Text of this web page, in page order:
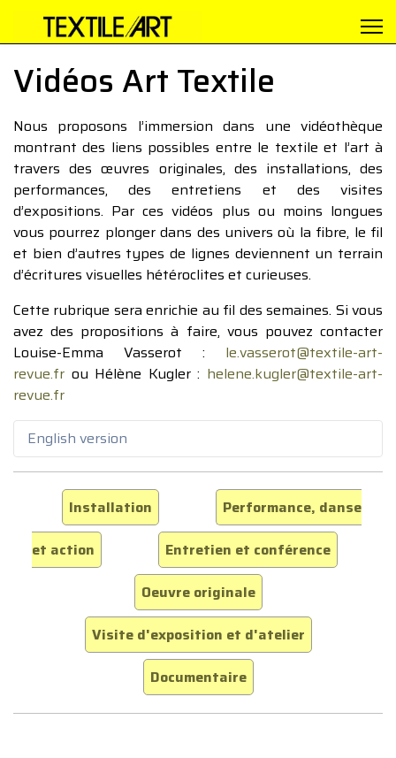
Vidéos Art Textile
Nous proposons l’immersion dans une vidéothèque
montrant des liens possibles entre le textile et l’art à
travers des œuvres originales, des installations, des
performances, des entretiens et des visites
d’expositions. Par ces vidéos plus ou moins longues
vous pourrez plonger dans des univers où la fibre, le fil
et bien d’autres types de lignes deviennent un terrain
d’écritures visuelles hétéroclites et curieuses.
Cette rubrique sera enrichie au fil des semaines. Si vous
avez des propositions à faire, vous pouvez contacter
Louise-Emma Vasserot : le.vasserot@textile-art-
revue.fr ou Hélène Kugler : helene.kugler@textile-art-
revue.fr
English version
Installation
Performance, danse
et action
Entretien et conférence
Oeuvre originale
Visite d'exposition et d'atelier
Documentaire